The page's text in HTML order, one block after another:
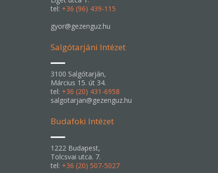
tel: +36 (96) 439-115
gyor@gezenguz.hu
Salgótarjáni Intézet
3100 Salgótarján,
Március 15. út 34.
tel: +36 (20) 431-6958
salgotarjan@gezenguz.hu
Budafoki Intézet
1222 Budapest,
Tolcsvai utca. 7.
tel: +36 (20) 507-5027